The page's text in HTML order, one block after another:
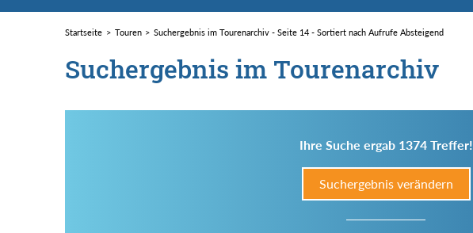
Startseite Touren Suchergebnis im Tourenarchiv - Seite 14 - Sortiert nach Aufrufe Absteigend
Suchergebnis im Tourenarchiv
Ihre Suche ergab 1374 Treffer!
Suchergebnis verändern